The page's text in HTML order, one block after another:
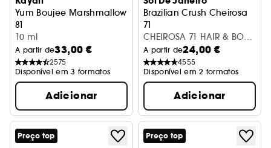
Yum Boujee Marshmallow
81
Eau de Parfum Intensa
10 ml
A partir de33,00 €
2575
Disponível em 3 formatos
Adicionar
Brazilian Crush Cheirosa
71
Bruma Corporal
CHEIROSA 71 HAIR & BODY
MIST
A partir de24,00 €
4555
Disponível em 2 formatos
Adicionar
Preço top Preço top